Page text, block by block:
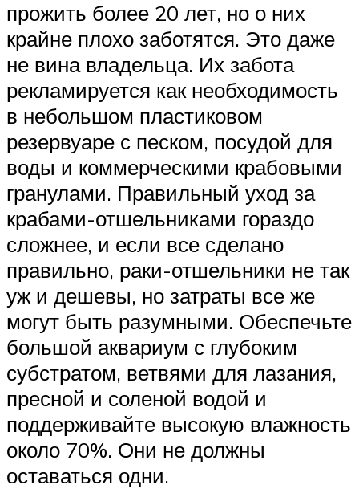
прожить более 20 лет, но о них
крайне плохо заботятся. Это даже
не вина владельца. Их забота
рекламируется как необходимость
в небольшом пластиковом
резервуаре с песком, посудой для
воды и коммерческими крабовыми
гранулами. Правильный уход за
крабами-отшельниками гораздо
сложнее, и если все сделано
правильно, раки-отшельники не так
уж и дешевы, но затраты все же
могут быть разумными. Обеспечьте
большой аквариум с глубоким
субстратом, ветвями для лазания,
пресной и соленой водой и
поддерживайте высокую влажность
около 70%. Они не должны
оставаться одни.